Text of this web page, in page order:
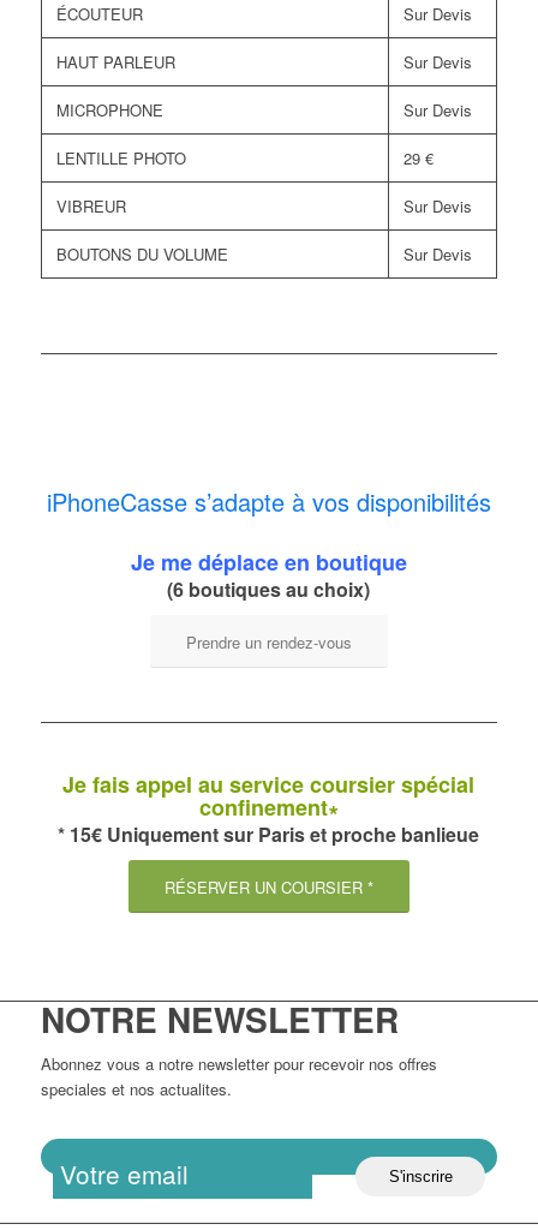
ÉCOUTEUR Sur Devis
HAUT PARLEUR Sur Devis
MICROPHONE Sur Devis
LENTILLE PHOTO 29 €
VIBREUR Sur Devis
BOUTONS DU VOLUME Sur Devis
iPhoneCasse s’adapte à vos disponibilités
Je me déplace en boutique
(6 boutiques au choix)
Prendre un rendez-vous
Je fais appel au service coursier spécial
confinement∗
* 15€ Uniquement sur Paris et proche banlieue
RÉSERVER UN COURSIER *
NOTRE NEWSLETTER
Abonnez vous a notre newsletter pour recevoir nos offres
speciales et nos actualites.